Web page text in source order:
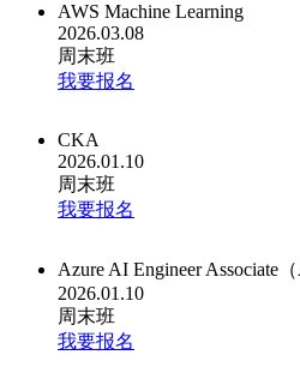
AWS Machine Learning
2026.03.08
周末班
我要报名
CKA
2026.01.10
周末班
我要报名
Azure AI Engineer Associate（
2026.01.10
周末班
我要报名